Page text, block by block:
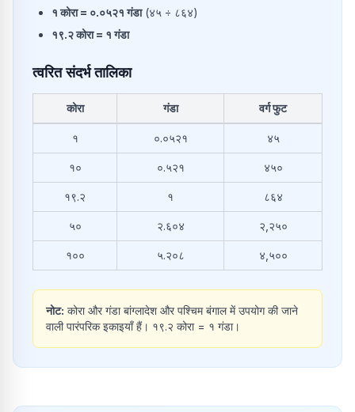
१ कोरा= ०.०५२१ गंडा (४५ ÷ ८६४)
१९.२कोरा= १ गंडा
त्वरित संदर्भ तालिका
कोरा गंडा वर्ग फुट
१ ०.०५२१ ४५
१० ०.५२१ ४५०
१९.२ १ ८६४
५० २.६०४ २,२५०
१०० ५.२०८ ४,५००
नोट: कोरा और गंडा बांग्लादेश और पश्चिम बंगाल में उपयोग की जाने
वाली पारंपरिक इकाइयाँ हैं। १९.२ कोरा = १ गंडा।